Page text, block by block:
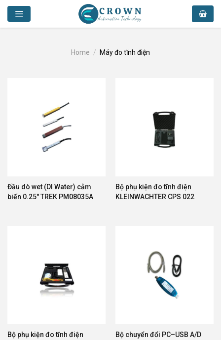
Skip
content
Home / Máy đo tĩnh điện
Đầu dò wet (DI Water) cảm
biến 0.25″ TREK PM08035A
Bộ phụ kiện đo tĩnh điện
KLEINWACHTER CPS 022
Bộ phụ kiện đo tĩnh điện
Bộ chuyển đổi PC–USB A/D